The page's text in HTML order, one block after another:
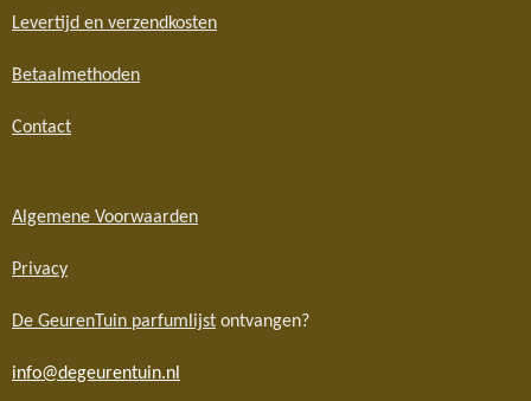
Levertijd en verzendkosten
Betaalmethoden
Contact
Algemene Voorwaarden
Privacy
De GeurenTuin parfumlijst ontvangen?
info@degeurentuin.nl